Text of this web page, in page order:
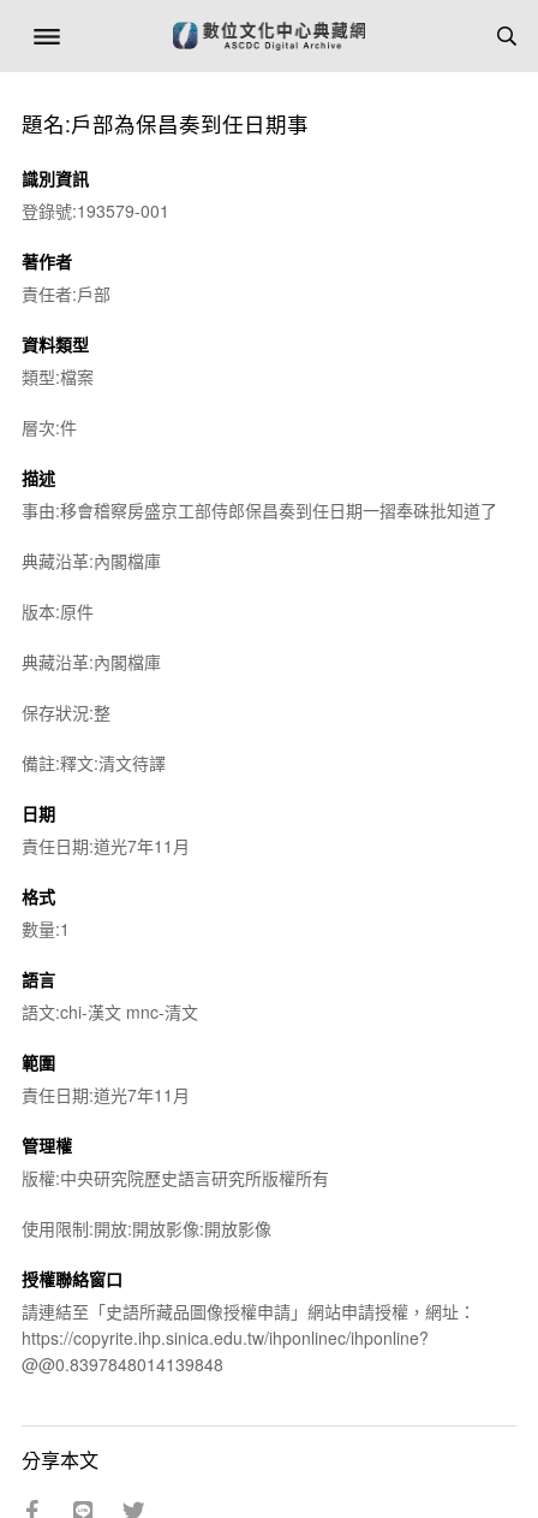
題名:戶部為保昌奏到任日期事
識別資訊
登錄號:193579-001
著作者
責任者:戶部
資料類型
類型:檔案
層次:件
描述
事由:移會稽察房盛京工部侍郎保昌奏到任日期一摺奉硃批知道了
典藏沿革:內閣檔庫
版本:原件
典藏沿革:內閣檔庫
保存狀況:整
備註:釋文:清文待譯
日期
責任日期:道光7年11月
格式
數量:1
語言
語文:chi-漢文 mnc-清文
範圍
責任日期:道光7年11月
管理權
版權:中央研究院歷史語言研究所版權所有
使用限制:開放:開放影像:開放影像
授權聯絡窗口
請連結至「史語所藏品圖像授權申請」網站申請授權，網址：
https://copyrite.ihp.sinica.edu.tw/ihponlinec/ihponline?
@@0.8397848014139848
分享本文